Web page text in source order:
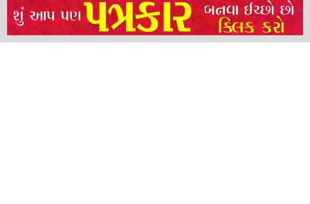
NEERAJ TIWARI’S ACTION FRANCHISE ROLLS WITH TIGER SHROFF,
REMO D’SOUZA AND A POWER-PACKED ENSEMBLE
ધારી પત્રકાર સંઘ – અમરેલી બ્રોડગેજ કમેટી દ્વારા જીલ્લા કલેકટર ને આવેદનપત્ર